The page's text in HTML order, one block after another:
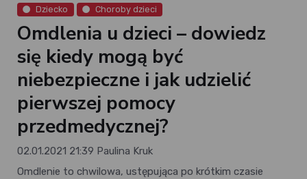
Dziecko Choroby dzieci
Omdlenia u dzieci – dowiedz
się kiedy mogą być
niebezpieczne i jak udzielić
pierwszej pomocy
przedmedycznej?
02.01.2021 21:39 Paulina Kruk
Omdlenie to chwilowa, ustępująca po krótkim czasie